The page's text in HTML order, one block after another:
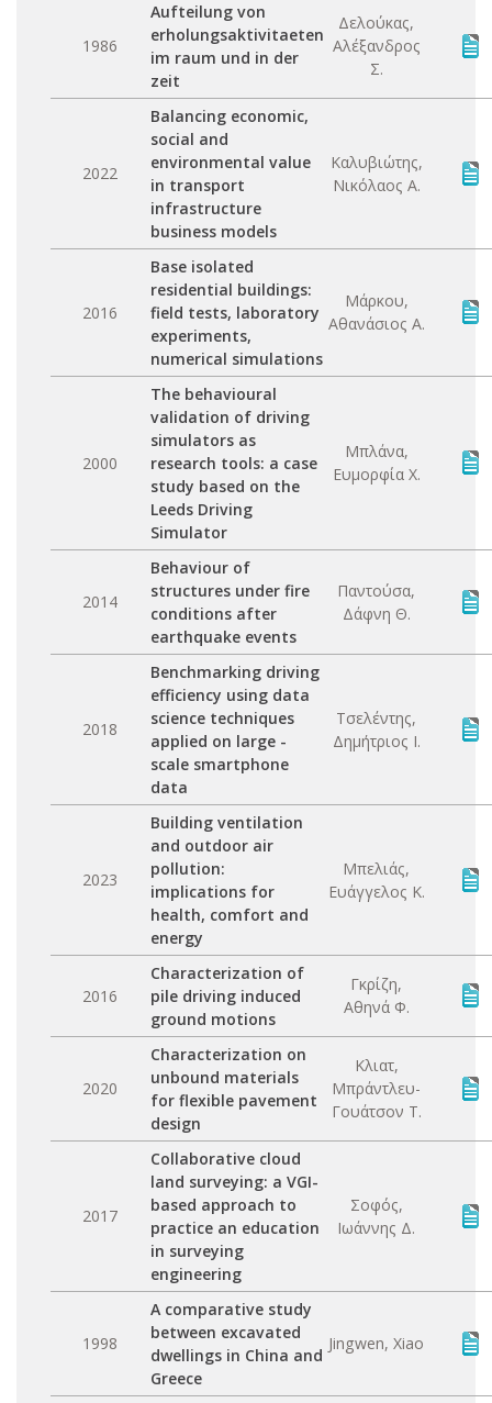
1986
Aufteilung von
erholungsaktivitaeten
im raum und in der
zeit
Δελούκας,
Αλέξανδρος
Σ.
2022
Balancing economic,
social and
environmental value
in transport
infrastructure
business models
Καλυβιώτης,
Νικόλαος Α.
2016
Base isolated
residential buildings:
field tests, laboratory
experiments,
numerical simulations
Μάρκου,
Αθανάσιος Α.
2000
The behavioural
validation of driving
simulators as
research tools: a case
study based on the
Leeds Driving
Simulator
Μπλάνα,
Ευμορφία Χ.
2014
Behaviour of
structures under fire
conditions after
earthquake events
Παντούσα,
Δάφνη Θ.
2018
Benchmarking driving
efficiency using data
science techniques
applied on large -
scale smartphone
data
Τσελέντης,
Δημήτριος Ι.
2023
Building ventilation
and outdoor air
pollution:
implications for
health, comfort and
energy
Μπελιάς,
Ευάγγελος Κ.
2016
Characterization of
pile driving induced
ground motions
Γκρίζη,
Αθηνά Φ.
2020
Characterization on
unbound materials
for flexible pavement
design
Κλιατ,
Μπράντλευ-
Γουάτσον Τ.
2017
Collaborative cloud
land surveying: a VGI-
based approach to
practice an education
in surveying
engineering
Σοφός,
Ιωάννης Δ.
1998
A comparative study
between excavated
dwellings in China and
Greece
Jingwen, Xiao